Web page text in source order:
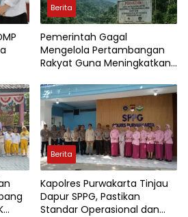
Berita
Pemerintah Gagal
Mengelola Pertambangan
Rakyat Guna Meningkatkan
Berita
Kapolres Purwakarta Tinjau
Dapur SPPG, Pastikan
Standar Operasional dan